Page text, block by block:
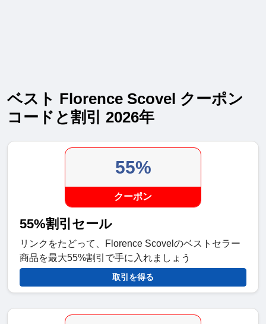
ベスト Florence Scovel クーポン
コードと割引 2026年
55%
クーポン
55%割引セール
リンクをたどって、Florence Scovelのベストセラー
商品を最大55%割引で手に入れましょう
取引を得る